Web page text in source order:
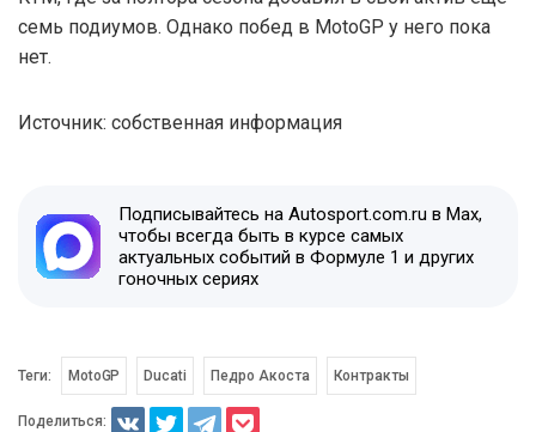
семь подиумов. Однако побед в MotoGP у него пока
нет.
Источник: собственная информация
Подписывайтесь на Autosport.com.ru в Max,
чтобы всегда быть в курсе самых
актуальных событий в Формуле 1 и других
гоночных сериях
Теги: MotoGP Ducati Педро Акоста Контракты
Поделиться: